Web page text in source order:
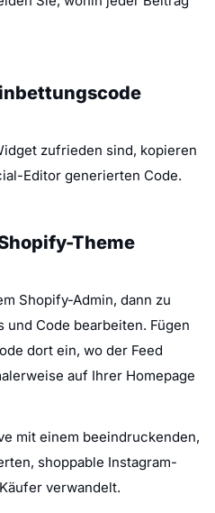
zufrieden sind, kopieren
Editor generierten Code.
Theme
Shopify-Admin, dann zu
und Code bearbeiten. Fügen
dort ein, wo der Feed
auf Ihrer Homepage
mit einem beeindruckenden,
shoppable Instagram-
verwandelt.